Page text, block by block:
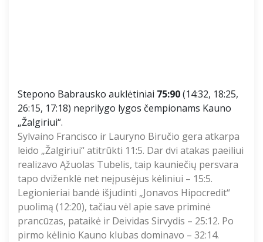
Stepono Babrausko auklėtiniai 75:90(14:32, 18:25,
26:15, 17:18) neprilygo lygos čempionams Kauno
„Žalgiriui“.
Sylvaino Francisco ir Lauryno Biručio gera atkarpa
leido „Žalgiriui“ atitrūkti 11:5. Dar dvi atakas paeiliui
realizavo Ąžuolas Tubelis, taip kauniečių persvara
tapo dviženklė net neįpusėjus kėliniui – 15:5.
Legionieriai bandė išjudinti „Jonavos Hipocredit“
puolimą (12:20), tačiau vėl apie save priminė
prancūzas, pataikė ir Deividas Sirvydis – 25:12. Po
pirmo kėlinio Kauno klubas dominavo – 32:14.